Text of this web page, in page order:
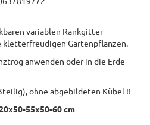
variablen Rankgitter
kletterfreudigen Gartenpflanzen.
anwenden oder in die Erde
ohne abgebildeten Kübel !!
55x50-60 cm